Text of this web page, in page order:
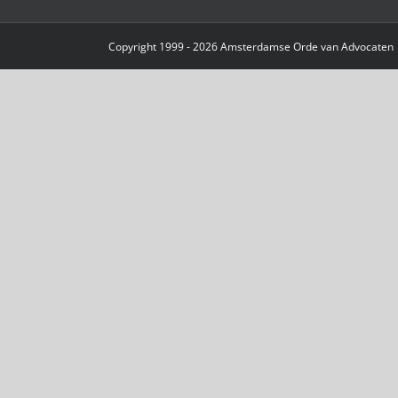
Copyright 1999 - 2026 Amsterdamse Orde van